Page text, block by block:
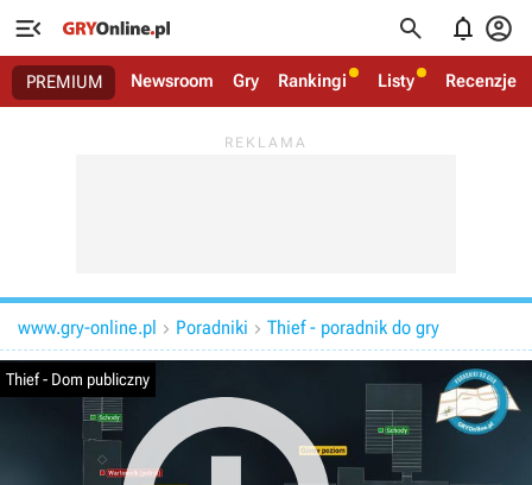
   
PREMIUM Newsroom Gry Rankingi Listy Recenzje
www.gry-online.pl  Poradniki  Thief - poradnik do gry
Thief - Dom publiczny